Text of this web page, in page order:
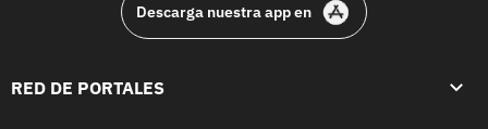
Descarga nuestra app en
RED DE PORTALES